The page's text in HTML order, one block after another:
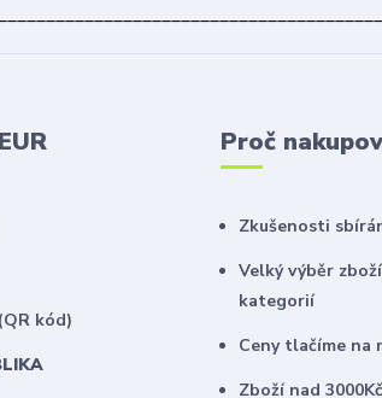
kód)
Proč
Zkušenosti
Velký výběr
kategorií
Ceny tlačíme na
Zboží nad